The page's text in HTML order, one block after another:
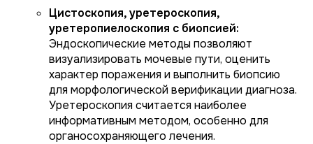
Цистоскопия, уретероскопия,
уретеропиелоскопия с биопсией:
Эндоскопические методы позволяют
визуализировать мочевые пути, оценить
характер поражения и выполнить биопсию
для морфологической верификации диагноза.
Уретероскопия считается наиболее
информативным методом, особенно для
органосохраняющего лечения.